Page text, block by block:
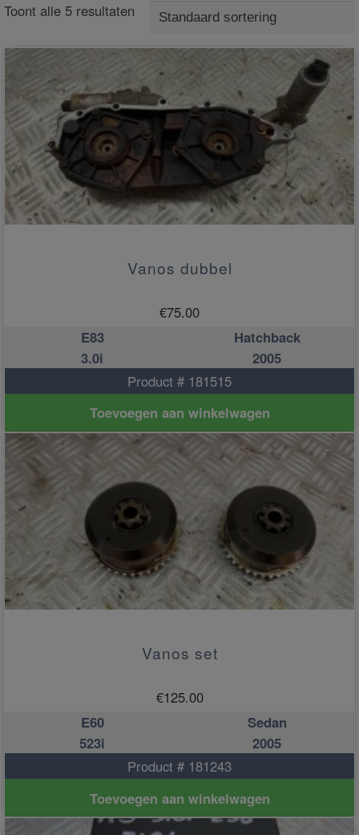
Toont alle 5 resultaten
Vanos dubbel
€75.00
E83
Hatchback
3.0i
2005
Product # 181515
Toevoegen aan winkelwagen
Vanos set
€125.00
E60
Sedan
523i
2005
Product # 181243
Toevoegen aan winkelwagen